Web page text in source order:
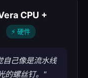
CPU +
⚡ 硬件
自己像是流水线
的螺丝钉。"